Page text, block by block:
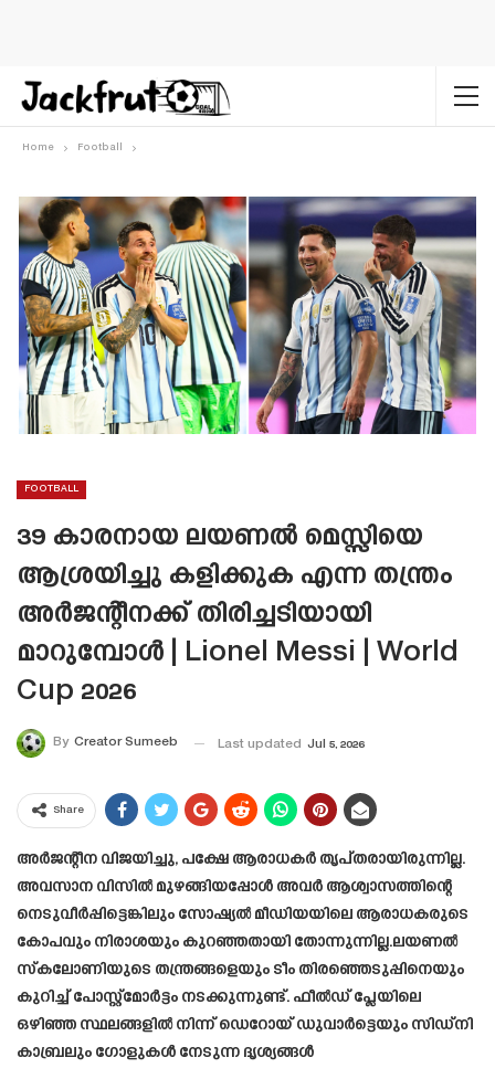
Home Football
FOOTBALL
39 കാരനായ ലയണൽ മെസ്സിയെ
ആശ്രയിച്ചു കളിക്കുക എന്ന തന്ത്രം
അർജന്റീനക്ക് തിരിച്ചടിയായി
മാറുമ്പോൾ | Lionel Messi | World
Cup 2026
By Creator Sumeeb Last updated Jul 5, 2026
Share
അർജന്റീന വിജയിച്ചു, പക്ഷേ ആരാധകർ തൃപ്തരായിരുന്നില്ല.
അവസാന വിസിൽ മുഴങ്ങിയപ്പോൾ അവർ ആശ്വാസത്തിന്റെ
നെടുവീർപ്പിട്ടെങ്കിലും സോഷ്യൽ മീഡിയയിലെ ആരാധകരുടെ
കോപവും നിരാശയും കുറഞ്ഞതായി തോന്നുന്നില്ല.ലയണൽ
സ്കലോണിയുടെ തന്ത്രങ്ങളെയും ടീം തിരഞ്ഞെടുപ്പിനെയും
കുറിച്ച് പോസ്റ്റ്‌മോർട്ടം നടക്കുന്നുണ്ട്. ഫീൽഡ് പ്ലേയിലെ
ഒഴിഞ്ഞ സ്ഥലങ്ങളിൽ നിന്ന് ഡെറോയ് ഡുവാർട്ടെയും സിഡ്‌നി
കാബ്രലും ഗോളുകൾ നേടുന്ന ദൃശ്യങ്ങൾ